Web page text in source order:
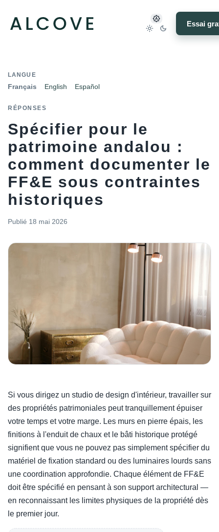
Essai
LANGUE
Français English Español
RÉPONSES
Spécifier pour le
patrimoine andalou :
comment documenter le
FF&E sous contraintes
historiques
Publié 18 mai 2026
Si vous dirigez un studio de design d'intérieur, travailler sur
des propriétés patrimoniales peut tranquillement épuiser
votre temps et votre marge. Les murs en pierre épais, les
finitions à l'enduit de chaux et le bâti historique protégé
signifient que vous ne pouvez pas simplement spécifier du
matériel de fixation standard ou des luminaires lourds sans
une coordination approfondie. Chaque élément de FF&E
doit être spécifié en pensant à son support architectural —
en reconnaissant les limites physiques de la propriété dès
le premier jour.